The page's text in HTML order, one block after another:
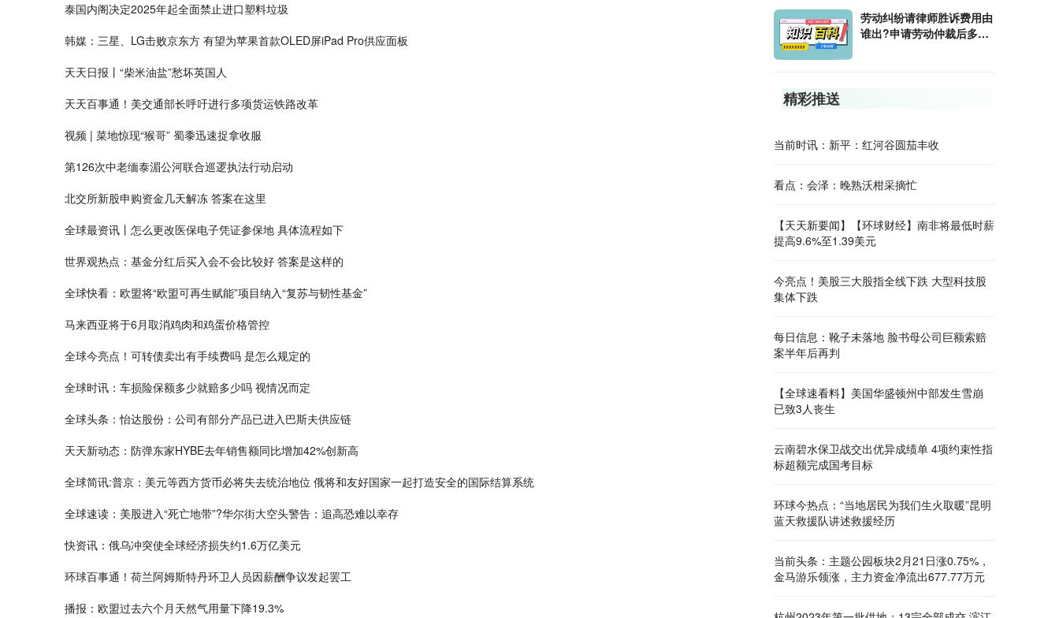
泰国内阁决定2025年起全面禁止进口塑料垃圾
韩媒：三星、LG击败京东方 有望为苹果首款OLED屏iPad Pro供应面板
天天日报丨“柴米油盐”愁坏英国人
天天百事通！美交通部长呼吁进行多项货运铁路改革
视频 | 菜地惊现“猴哥” 蜀黍迅速捉拿收服
第126次中老缅泰湄公河联合巡逻执法行动启动
北交所新股申购资金几天解冻 答案在这里
全球最资讯丨怎么更改医保电子凭证参保地 具体流程如下
世界观热点：基金分红后买入会不会比较好 答案是这样的
全球快看：欧盟将“欧盟可再生赋能”项目纳入“复苏与韧性基金”
马来西亚将于6月取消鸡肉和鸡蛋价格管控
全球今亮点！可转债卖出有手续费吗 是怎么规定的
全球时讯：车损险保额多少就赔多少吗 视情况而定
全球头条：怡达股份：公司有部分产品已进入巴斯夫供应链
天天新动态：防弹东家HYBE去年销售额同比增加42%创新高
全球简讯:普京：美元等西方货币必将失去统治地位 俄将和友好国家一起打造安全的国际结算系统
全球速读：美股进入“死亡地带”?华尔街大空头警告：追高恐难以幸存
快资讯：俄乌冲突使全球经济损失约1.6万亿美元
环球百事通！荷兰阿姆斯特丹环卫人员因薪酬争议发起罢工
播报：欧盟过去六个月天然气用量下降19.3%
劳动纠纷请律师胜诉费用由
谁出?申请劳动仲裁后多久
精彩推送
当前时讯：新平：红河谷圆茄丰收
看点：会泽：晚熟沃柑采摘忙
【天天新要闻】【环球财经】南非将最低时薪
提高9.6%至1.39美元
今亮点！美股三大股指全线下跌 大型科技股
集体下跌
每日信息：靴子未落地 脸书母公司巨额索赔
案半年后再判
【全球速看料】美国华盛顿州中部发生雪崩
已致3人丧生
云南碧水保卫战交出优异成绩单 4项约束性指
标超额完成国考目标
环球今热点：“当地居民为我们生火取暖”昆明
蓝天救援队讲述救援经历
当前头条：主题公园板块2月21日涨0.75%，
金马游乐领涨，主力资金净流出677.77万元